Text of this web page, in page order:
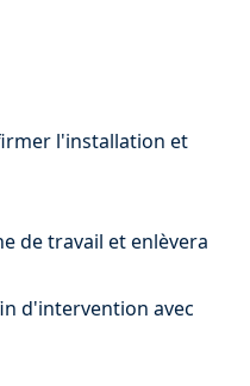
l'installation et
de travail et enlèvera
d'intervention avec